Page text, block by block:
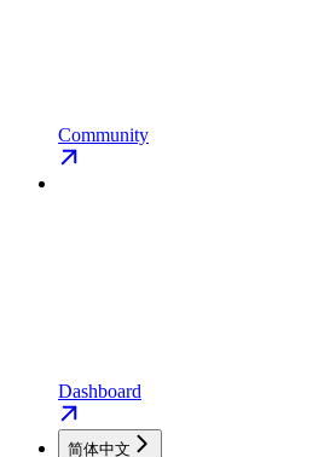
Community
Dashboard
简体中文